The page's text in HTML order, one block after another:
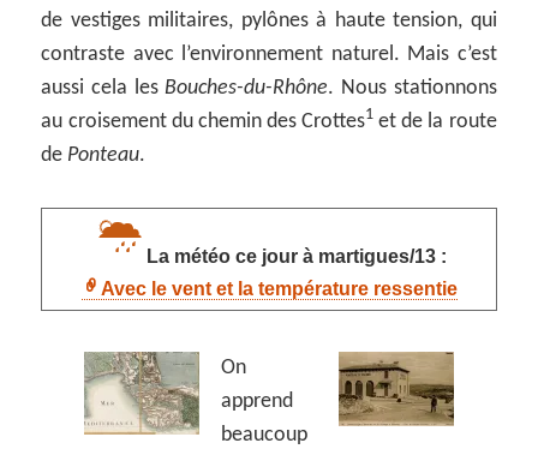
de vestiges militaires, pylônes à haute tension, qui
contraste avec l’environnement naturel. Mais c’est
aussi cela lesBouches-du-Rhône. Nous stationnons
au croisement du chemin des Crottes1 et de la route
de Ponteau.
La météo ce jour à martigues/13 :
Avec le vent et la température ressentie
On
apprend
beaucoup